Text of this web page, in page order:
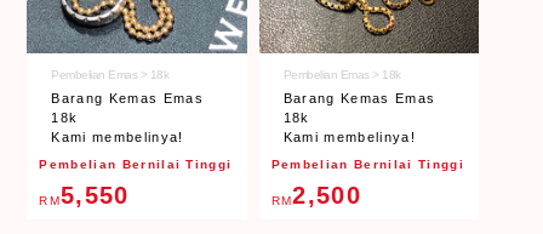
Pembelian Emas > 18k
Barang Kemas Emas
18k
Kami membelinya!
Pembelian Bernilai Tinggi
RM5,550
Pembelian Emas > 18k
Barang Kemas Emas
18k
Kami membelinya!
Pembelian Bernilai Tinggi
RM2,500